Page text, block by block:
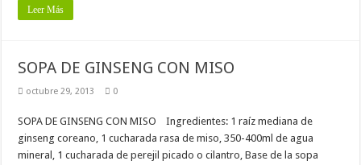
Leer Más
SOPA DE GINSENG CON MISO
octubre 29, 2013 0
SOPA DE GINSENG CON MISO Ingredientes: 1 raíz mediana de
ginseng coreano, 1 cucharada rasa de miso, 350-400ml de agua
mineral, 1 cucharada de perejil picado o cilantro, Base de la sopa